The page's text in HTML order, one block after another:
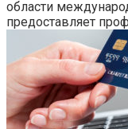
области
предоставляет